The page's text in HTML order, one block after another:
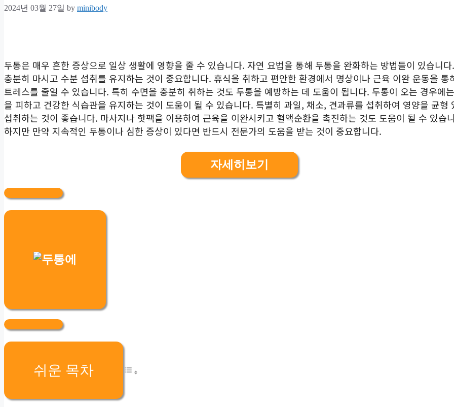
2024년 03월 27일 by minibody
두통은 매우 흔한 증상으로 일상 생활에 영향을 줄 수 있습니다. 자연 요법을 통해 두통을 완화하는 방법들이 있습니
충분히 마시고 수분 섭취를 유지하는 것이 중요합니다. 휴식을 취하고 편안한 환경에서 명상이나 근육 이완 운동을 통
트레스를 줄일 수 있습니다. 특히 수면을 충분히 취하는 것도 두통을 예방하는 데 도움이 됩니다. 두통이 오는 경우에
을 피하고 건강한 식습관을 유지하는 것이 도움이 될 수 있습니다. 특별히 과일, 채소, 견과류를 섭취하여 영양을 균형
섭취하는 것이 좋습니다. 마사지나 핫팩을 이용하여 근육을 이완시키고 혈액순환을 촉진하는 것도 도움이 될 수 있습
하지만 만약 지속적인 두통이나 심한 증상이 있다면 반드시 전문가의 도움을 받는 것이 중요합니다.
자세히보기
쉬운 목차